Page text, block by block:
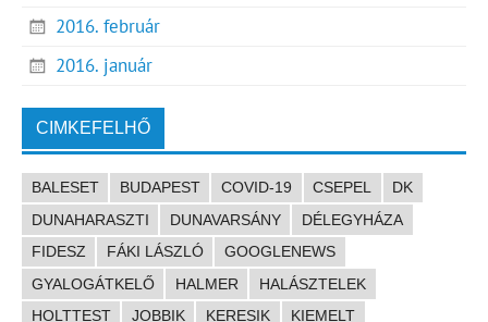
2016. február
2016. január
CIMKEFELHŐ
BALESET BUDAPEST COVID-19 CSEPEL
DK
DUNAHARASZTI
DUNAVARSÁNY
DÉLEGYHÁZA
FIDESZ
FÁKI LÁSZLÓ
GOOGLENEWS
GYALOGÁTKELŐ
HALMER
HALÁSZTELEK
HOLTTEST
JOBBIK KERESIK
KIEMELT